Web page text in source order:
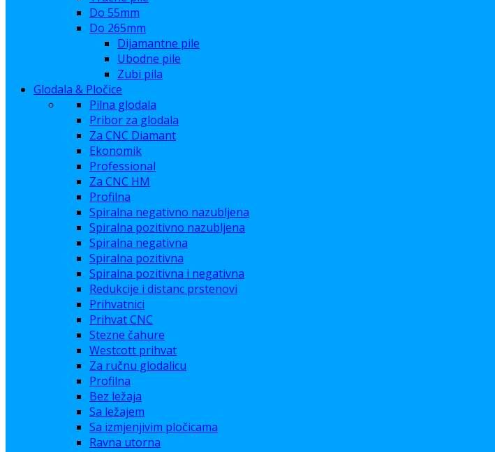
Do 55mm
Do 265mm
Dijamantne pile
Ubodne pile
Zubi pila
Glodala & Pločice
Pilna glodala
Pribor za glodala
Za CNC Diamant
Ekonomik
Professional
Za CNC HM
Profilna
Spiralna negativno nazubljena
Spiralna pozitivno nazubljena
Spiralna negativna
Spiralna pozitivna
Spiralna pozitivna i negativna
Redukcije i distanc prstenovi
Prihvatnici
Prihvat CNC
Stezne čahure
Westcott prihvat
Za ručnu glodalicu
Profilna
Bez ležaja
Sa ležajem
Sa izmjenjivim pločicama
Ravna utorna